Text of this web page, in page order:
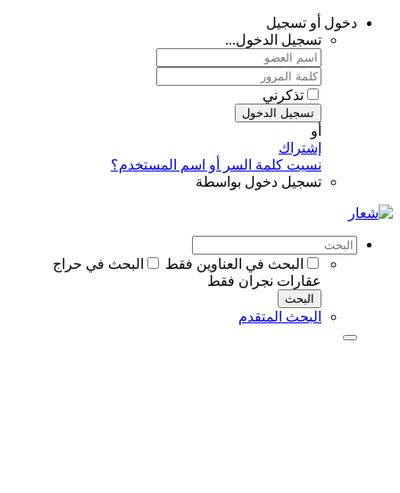
دخول أو تسجيل
تسجيل الدخول...
تذكرني
تسجيل الدخول
أو
إشتراك
نسيت كلمة السر أو اسم المستخدم؟
تسجيل دخول بواسطة
البحث في العناوين فقط
البحث في حراج
عقارات نجران فقط
البحث
البحث المتقدم